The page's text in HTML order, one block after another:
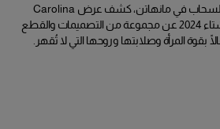
أمام خلفيةٍ من ناطحات السحاب في مانهاتن، كشف عرض Carolina
Herrera لموسم خريف وشتاء 2024 عن مجموعة من التصميمات والقطع
بقوة المرأة وصلابتها وروحها التي لا تُقهر.